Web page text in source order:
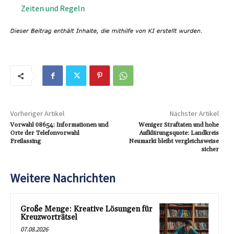
Zeiten und Regeln
Vorheriger Artikel
Vorwahl 08654: Informationen und
Orte der Telefonvorwahl
Freilassing
Nächster Artikel
Weniger Straftaten und hohe
Aufklärungsquote: Landkreis
Neumarkt bleibt vergleichsweise
sicher
Weitere Nachrichten
Große Menge: Kreative Lösungen für
Kreuzworträtsel
07.08.2026